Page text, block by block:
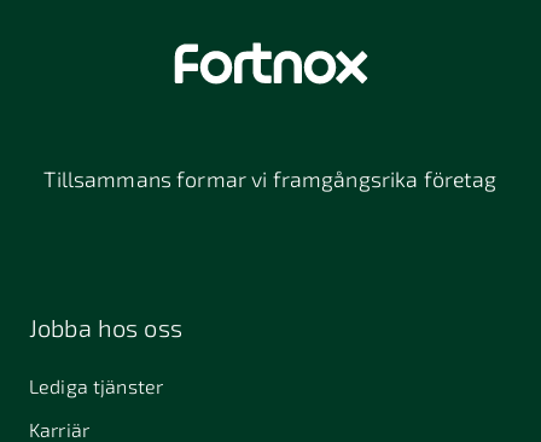
Tillsammans formar vi framgångsrika företag
Jobba hos oss
Lediga tjänster
Karriär